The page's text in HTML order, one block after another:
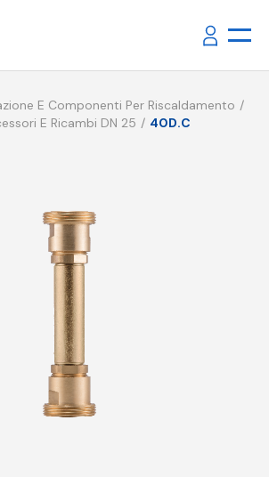
E Componenti Per Riscaldamento
E Ricambi DN 25 40D.C